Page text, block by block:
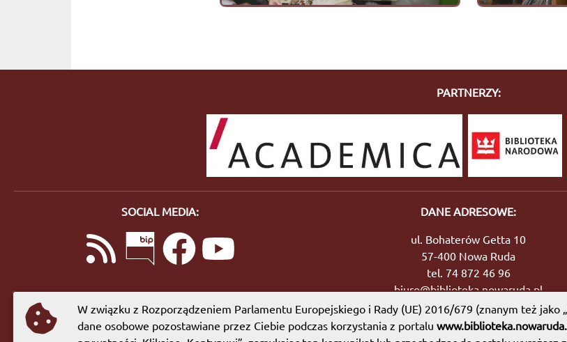
PARTNERZY:
SOCIAL MEDIA:
DANE ADRESOWE:
ul. Bohaterów Getta 10
57-400 Nowa Ruda
tel. 74 872 46 96
biuro@biblioteka.nowaruda.pl
W związku z Rozporządzeniem Parlamentu Europejskiego i Rady (UE) 2016/679 (znanym też
dane osobowe pozostawiane przez Ciebie podczas korzystania z portalu